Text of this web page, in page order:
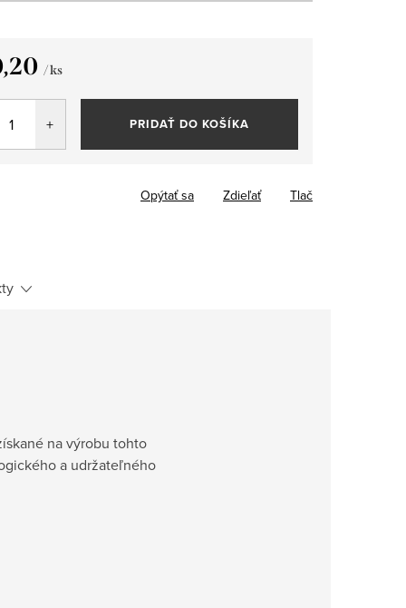
/ ks
PRIDAŤ DO KOŠÍKA
Tlač
Opýtať sa Zdieľať
na výrobu tohto
a udržateľného